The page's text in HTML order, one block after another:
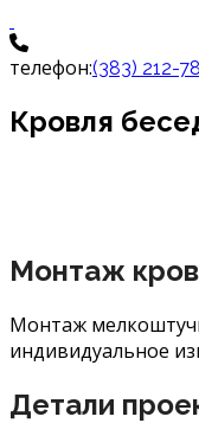
телефон:(383) 212-
Кровля
Монтаж
Монтаж
индивидуальное
Детали